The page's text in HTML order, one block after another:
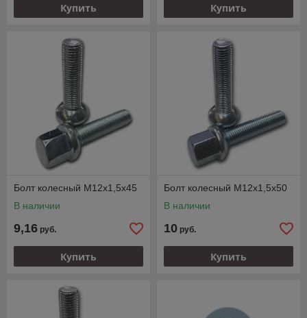
Купить Купить
Болт колесный M12х1,5х45
В наличии
9,16 руб.
Купить
Болт колесный M12х1,5х50
В наличии
10 руб.
Купить